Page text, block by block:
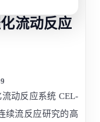
流动反应
动反应系统 CEL-
续流反应研究的高